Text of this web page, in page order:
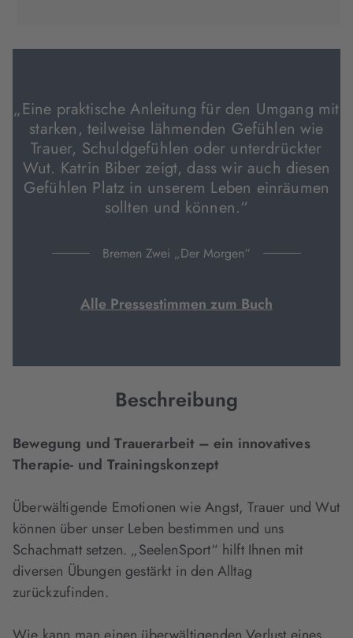
Tab
„Eine praktische Anleitung für den Umgang mit
starken, teilweise lähmenden Gefühlen wie
Trauer, Schuldgefühlen oder unterdrückter
Wut. Katrin Biber zeigt, dass wir auch diesen
Gefühlen Platz in unserem Leben einräumen
sollten und können.“
Bremen Zwei „Der Morgen“
Alle Pressestimmen zum Buch
Beschreibung
Bewegung und Trauerarbeit – ein innovatives
Therapie- und Trainingskonzept
Überwältigende Emotionen wie Angst, Trauer und Wut
können über unser Leben bestimmen und uns
Schachmatt setzen. „SeelenSport“ hilft Ihnen mit
diversen Übungen gestärkt in den Alltag
zurückzufinden.